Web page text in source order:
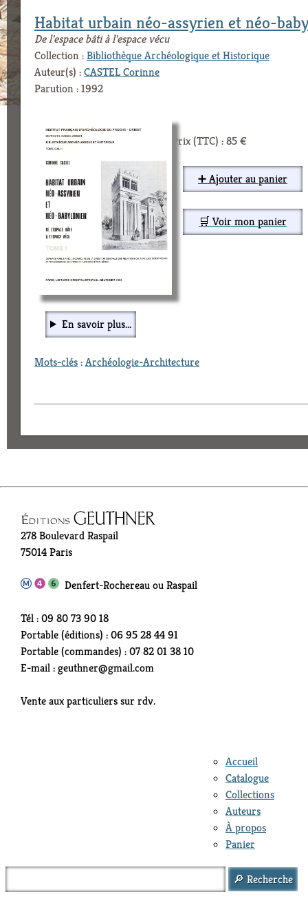
Habitat urbain néo-assyrien et néo-
De l'espace bâti à l'espace vécu
Collection :Bibliothèque Archéologique et Historique
Auteur(s) :CASTEL Corinne
Parution : 1992
Prix (TTC) : 85 €
➕ Ajouter au panier
🛒 Voir mon panier
En savoir plus...
Mots-clés:Archéologie-Architecture
278 Boulevard Raspail
75014 Paris
Denfert-Rochereau ou Raspail
Tél : 09 80 73 90 18
Portable (éditions) : 06 95 28 44 91
Portable (commandes) : 07 82 01 38 10
E-mail : geuthner@gmail.com
Vente aux particuliers sur rdv.
Accueil
Catalogue
Collections
Auteurs
À propos
Panier